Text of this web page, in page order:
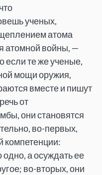
ученых,
атома
атомной войны, —
если те же ученые,
мощи оружия,
вместе и пишут
от
они становятся
во-первых,
компетенции:
одно, а осуждать ее
во-вторых, они